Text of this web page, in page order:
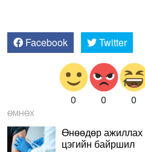
Facebook Twitter
0 0 0
ӨМНӨХ
Өнөөдөр
цэгийн байршил